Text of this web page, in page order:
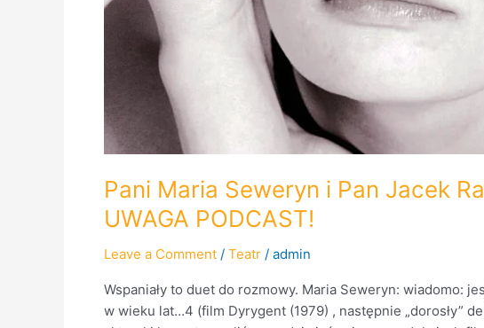
Pani Maria Seweryn i Pan Jacek
UWAGA PODCAST!
Leave a Comment / Teatr / admin
Wspaniały to duet do rozmowy. Maria Seweryn: wiadomo:
w wieku lat…4 (film Dyrygent (1979) , następnie „dorosły”